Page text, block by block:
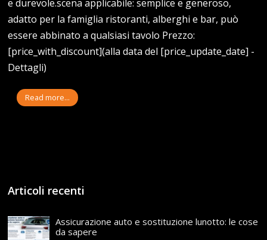
e durevole.scena applicabile: semplice e generoso,
adatto per la famiglia ristoranti, alberghi e bar, può
essere abbinato a qualsiasi tavolo Prezzo:
[price_with_discount](alla data del [price_update_date] -
Dettagli)
Read more...
Articoli recenti
Assicurazione auto e sostituzione lunotto: le cose
da sapere